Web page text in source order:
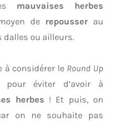
mauvaises herbes
de repousserau
dalles ou ailleurs.
à considérer le Round Up
pour éviter d’avoir à
herbes ! Et puis, on
on ne souhaite pas